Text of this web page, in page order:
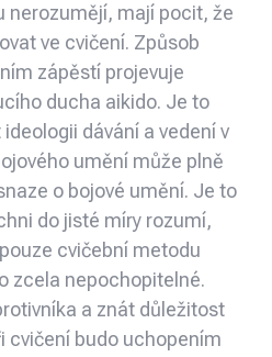
nerozumějí, mají pocit, že
ve cvičení. Způsob
zápěstí projevuje
ducha aikido. Je to
dávání a vedení v
umění může plně
o bojové umění. Je to
do jisté míry rozumí,
cvičební metodu
zcela nepochopitelné.
a znát důležitost
cvičení budo uchopením